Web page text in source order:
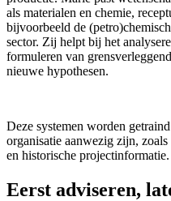
als materialen en chemie,
bijvoorbeeld de
sector. Zij helpt bij het
formuleren van
nieuwe hypothesen.
Deze systemen worden
organisatie aanwezig zijn,
en historische projectinformatie.
Eerst adviseren,